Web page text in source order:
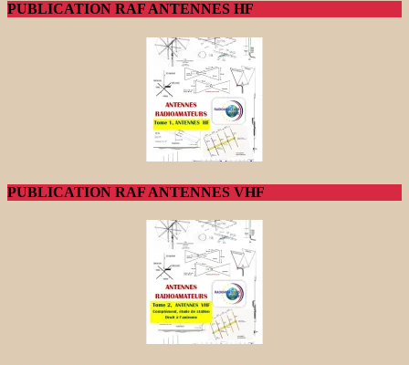
PUBLICATION RAF ANTENNES HF
PUBLICATION RAF ANTENNES VHF